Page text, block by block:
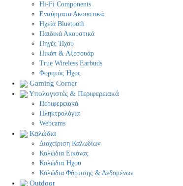
Hi-Fi Components
Ενσύρματα Ακουστικά
Ηχεία Bluetooth
Παιδικά Ακουστικά
Πηγές Ήχου
Πικάπ & Αξεσουάρ
Τrue Wireless Earbuds
Φορητός Ήχος
Gaming Corner
Υπολογιστές & Περιφερειακά
Περιφερειακά
Πληκτρολόγια
Webcams
Καλώδια
Διαχείριση Καλωδίων
Καλώδια Εικόνας
Καλώδια Ήχου
Καλώδια Φόρτισης & Δεδομένων
Outdoor